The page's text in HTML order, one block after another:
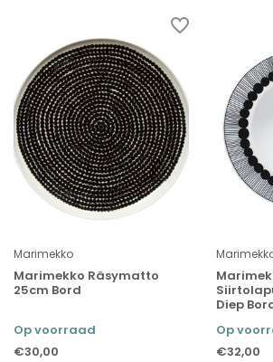
Marimekko
Marimekko Räsymatto
25cm Bord
Op voorraad
€30,00
Diep
Op
€32,00